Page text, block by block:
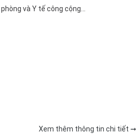
và Y tế công cộng...
Xem thêm thông tin chi tiết ➞